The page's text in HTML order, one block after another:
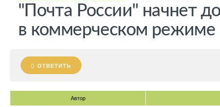
"Почта России" начнет
в коммерческом режиме
ОТВЕТИТЬ
Автор